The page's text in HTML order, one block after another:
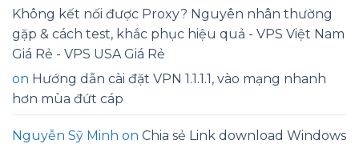
Không kết nối được Proxy? Nguyên nhân thường
gặp & cách test, khắc phục hiệu quả - VPS Việt Nam
Giá Rẻ - VPS USA Giá Rẻ
on Hướng dẫn cài đặt VPN 1.1.1.1, vào mạng nhanh
hơn mùa đứt cáp
Nguyễn Sỹ Minh on Chia sẻ Link download Windows